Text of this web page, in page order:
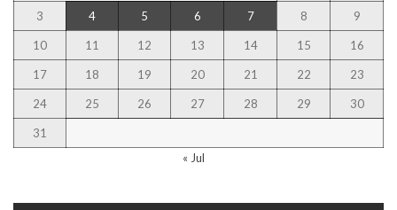
3 4 5 6 7 8 9
10 11 12 13 14 15 16
17 18 19 20 21 22 23
24 25 26 27 28 29 30
31
« Jul